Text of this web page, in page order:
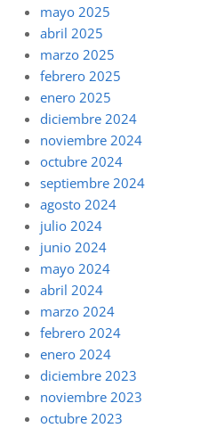
mayo 2025
abril 2025
marzo 2025
febrero 2025
enero 2025
diciembre 2024
noviembre 2024
octubre 2024
septiembre 2024
agosto 2024
julio 2024
junio 2024
mayo 2024
abril 2024
marzo 2024
febrero 2024
enero 2024
diciembre 2023
noviembre 2023
octubre 2023